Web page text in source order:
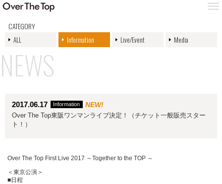
CATEGORY
ALL Information Live/Event Media
NEWS
2017.06.17 Information NEW!
Over The Top東阪ワンマンライブ決定！（チケット一般販売スター
ト！）
Over The Top First Live 2017 ～Together to the TOP ～
＜東京公演＞
■日程